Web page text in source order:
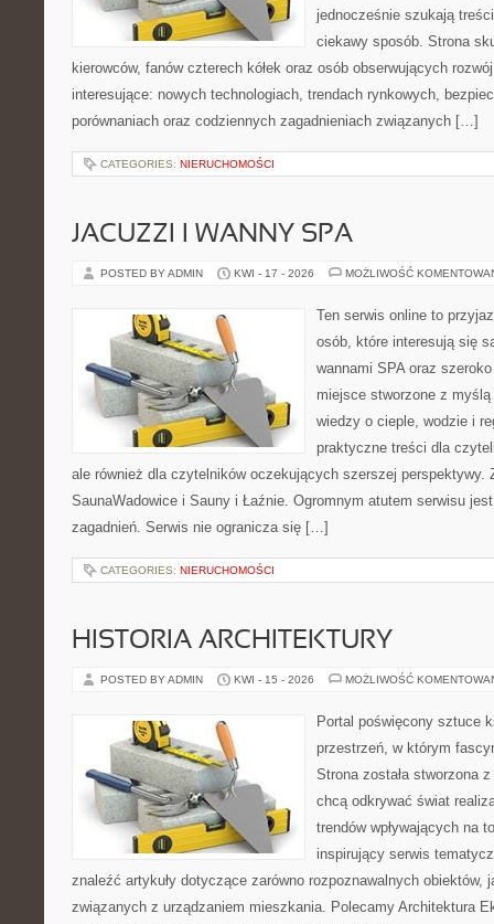
jednocześnie szukają
ciekawy sposób. Strona
kierowców, fanów czterech kółek oraz osób obserwujących
interesujące: nowych technologiach, trendach rynkowych,
porównaniach oraz codziennych zagadnieniach związanych […]
CATEGORIES: NIERUCHOMOŚCI
JACUZZI I WANNY SPA
POSTED BY ADMIN KWI - 17 - 2026 MOŻLIWOŚĆ
Ten serwis online to
osób, które interesują się
wannami SPA oraz
miejsce stworzone z
wiedzy o cieple, wodzie i
praktyczne treści dla
ale również dla czytelników oczekujących szerszej perspektywy.
SaunaWadowice i Sauny i Łaźnie. Ogromnym atutem serwisu
zagadnień. Serwis nie ogranicza się […]
CATEGORIES: NIERUCHOMOŚCI
HISTORIA ARCHITEKTURY
POSTED BY ADMIN KWI - 15 - 2026 MOŻLIWOŚĆ
Portal poświęcony sztuce
przestrzeń, w którym
Strona została stworzona
chcą odkrywać świat
trendów wpływających na
inspirujący serwis
znaleźć artykuły dotyczące zarówno rozpoznawalnych obiektów,
związanych z urządzaniem mieszkania. Polecamy Architektura